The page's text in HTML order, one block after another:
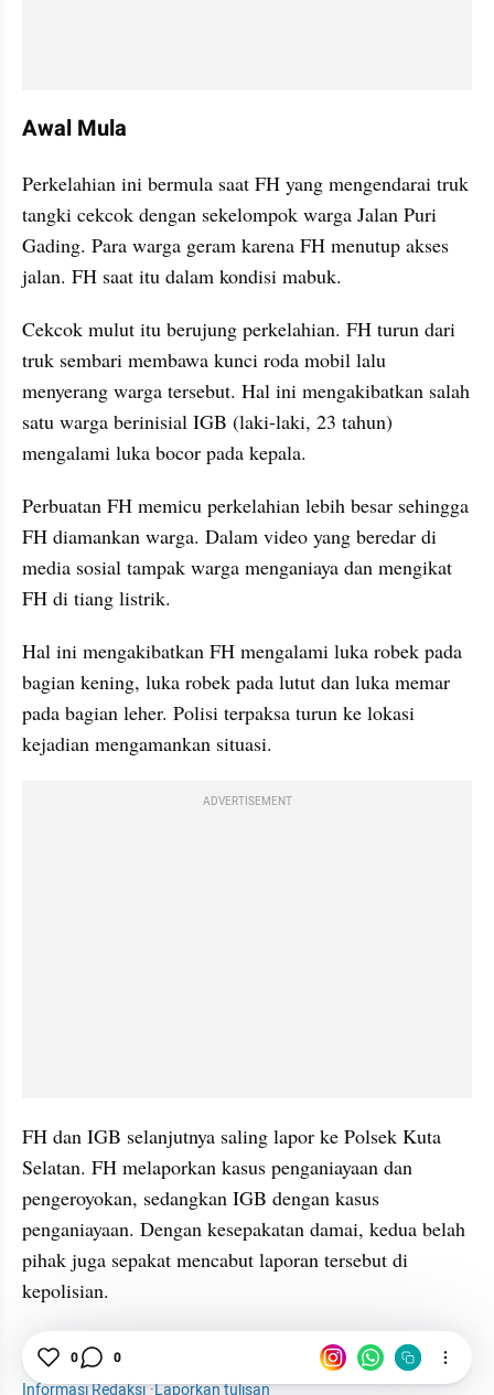
Awal Mula
Perkelahian ini bermula saat FH yang mengendarai truk
tangki cekcok dengan sekelompok warga Jalan Puri
Gading. Para warga geram karena FH menutup akses
jalan. FH saat itu dalam kondisi mabuk.
Cekcok mulut itu berujung perkelahian. FH turun dari
truk sembari membawa kunci roda mobil lalu
menyerang warga tersebut. Hal ini mengakibatkan salah
satu warga berinisial IGB (laki-laki, 23 tahun)
mengalami luka bocor pada kepala.
Perbuatan FH memicu perkelahian lebih besar sehingga
FH diamankan warga. Dalam video yang beredar di
media sosial tampak warga menganiaya dan mengikat
FH di tiang listrik.
Hal ini mengakibatkan FH mengalami luka robek pada
bagian kening, luka robek pada lutut dan luka memar
pada bagian leher. Polisi terpaksa turun ke lokasi
kejadian mengamankan situasi.
ADVERTISEMENT
FH dan IGB selanjutnya saling lapor ke Polsek Kuta
Selatan. FH melaporkan kasus penganiayaan dan
pengeroyokan, sedangkan IGB dengan kasus
penganiayaan. Dengan kesepakatan damai, kedua belah
pihak juga sepakat mencabut laporan tersebut di
kepolisian.
Sopir Truk
Bali
Informasi Redaksi·Laporkan tulisan
0 0